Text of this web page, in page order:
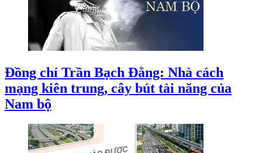
Đồng chí Trần Bạch Đằng: Nhà cách
mạng kiên trung, cây bút tài năng của
Nam bộ